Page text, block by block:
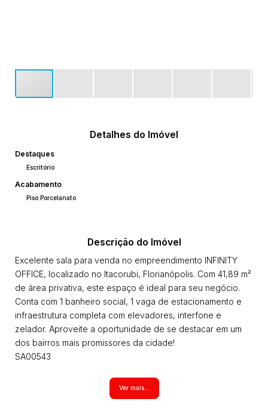
Detalhes do Imóvel
Destaques
Escritório
Acabamento
Piso Porcelanato
Descrição do Imóvel
Excelente sala para venda no empreendimento INFINITY
OFFICE, localizado no Itacorubi, Florianópolis. Com 41,89 m²
de área privativa, este espaço é ideal para seu negócio.
Conta com 1 banheiro social, 1 vaga de estacionamento e
infraestrutura completa com elevadores, interfone e
zelador. Aproveite a oportunidade de se destacar em um
dos bairros mais promissores da cidade!
SA00543
Todos os imóveis anunciados estão sujeitos a terem seus
valores (aluguel, preço de venda ou locação, condomínio,
Ver mais...